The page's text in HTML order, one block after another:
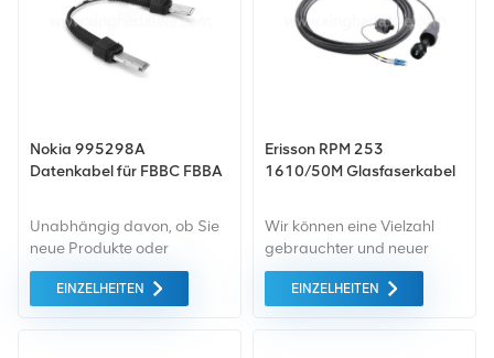
Nokia 995298A
Datenkabel für FBBC FBBA
Unabhängig davon, ob Sie
neue Produkte oder
renovierte Produkte
benötigen, ist eine
Standard. Wir kaufen nur
EINZELHEITEN
Erisson RPM 253
1610/50M Glasfaserkabel
Wir können eine Vielzahl
gebrauchter und neuer
Ericsson-Stromkabel wie
RPM253 1610 50M
Anforderungen haben, teilen
EINZELHEITEN